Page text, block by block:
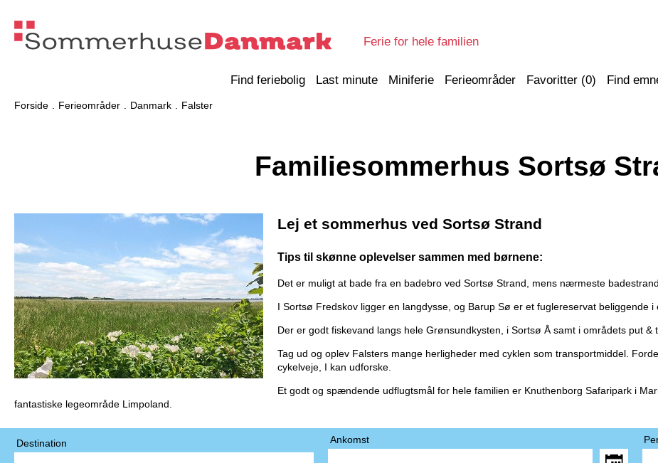
Ferie for hele familien
Find feriebolig Last minute Miniferie Ferieområder Favoritter (0) Find
Forside Ferieområder Danmark Falster
Familiesommerhus Sortsø
Lej et sommerhus ved Sortsø Strand
Tips til skønne oplevelser sammen med børnene:
Det er muligt at bade fra en badebro ved Sortsø Strand, mens nærmeste
I Sortsø Fredskov ligger en langdysse, og Barup Sø er et fuglereservat beliggende i
Der er godt fiskevand langs hele Grønsundkysten, i Sortsø Å samt i områdets put &
Tag ud og oplev Falsters mange herligheder med cyklen som transportmiddel.
cykelveje, I kan udforske.
Et godt og spændende udflugtsmål for hele familien er Knuthenborg Safaripark i
fantastiske legeområde Limpoland.
Destination Ankomst